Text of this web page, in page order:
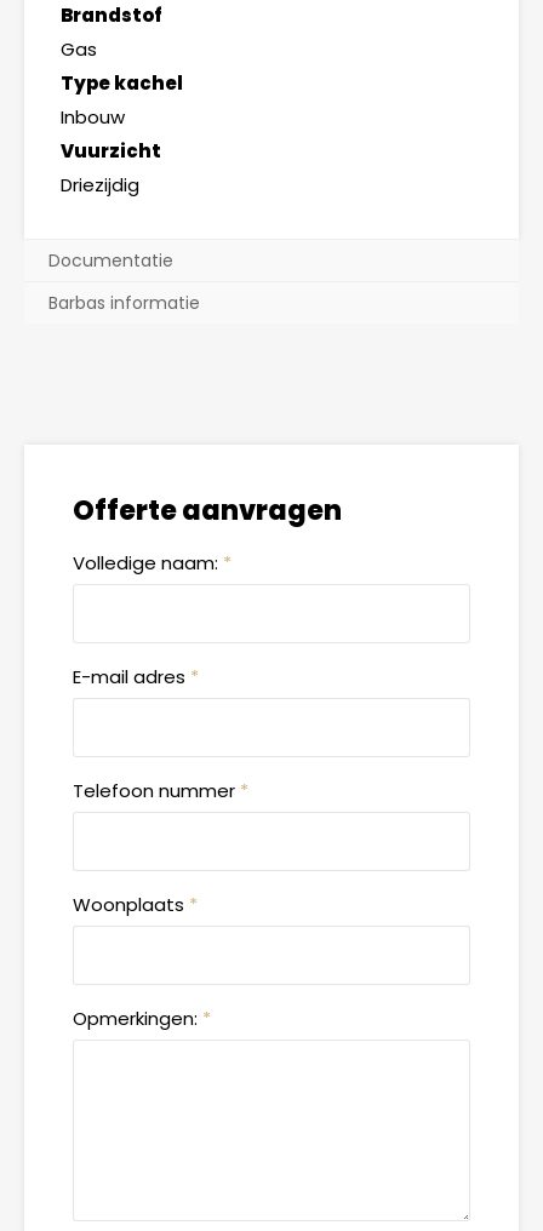
Brandstof
Gas
Type kachel
Inbouw
Vuurzicht
Driezijdig
Documentatie
Barbas informatie
Offerte aanvragen
Volledige naam: *
E-mail adres *
Telefoon nummer *
Woonplaats *
Opmerkingen: *